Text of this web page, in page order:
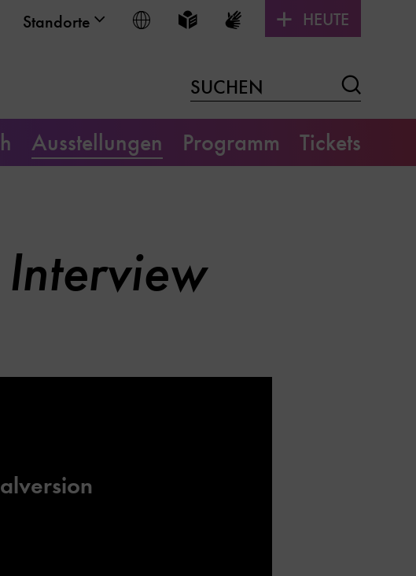
Standorte Sprache wählen
Leichte Sprache
Gebärdensprache
HEUTE
SUCHEN
Ausstellungen Programm Tickets